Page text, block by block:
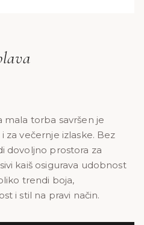
mala torba savršen je
za večernje izlaske. Bez
dovoljno prostora za
kaiš osigurava udobnost
trendi boja,
i stil na pravi način.